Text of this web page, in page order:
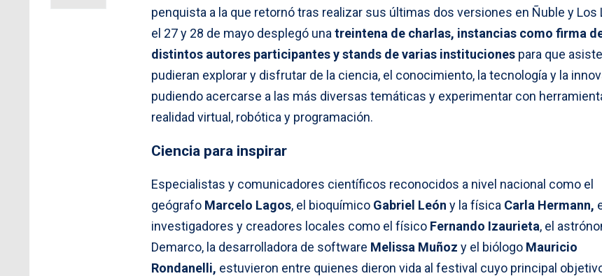
penquista a la que retornó tras realizar sus últimas dos versiones en Ñuble y Los
el 27 y 28 de mayo desplegó una treintena de charlas, instancias como firma
distintos autores participantes y stands de varias instituciones para que
pudieran explorar y disfrutar de la ciencia, el conocimiento, la tecnología y la
pudiendo acercarse a las más diversas temáticas y experimentar con
realidad virtual, robótica y programación.
Ciencia para inspirar
Especialistas y comunicadores científicos reconocidos a nivel nacional como el
geógrafo Marcelo Lagos, el bioquímico Gabriel León y la física Carla Hermann,
investigadores y creadores locales como el físico Fernando Izaurieta, el
Demarco, la desarrolladora de software Melissa Muñoz y el biólogo Mauricio
Rondanelli, estuvieron entre quienes dieron vida al festival cuyo principal